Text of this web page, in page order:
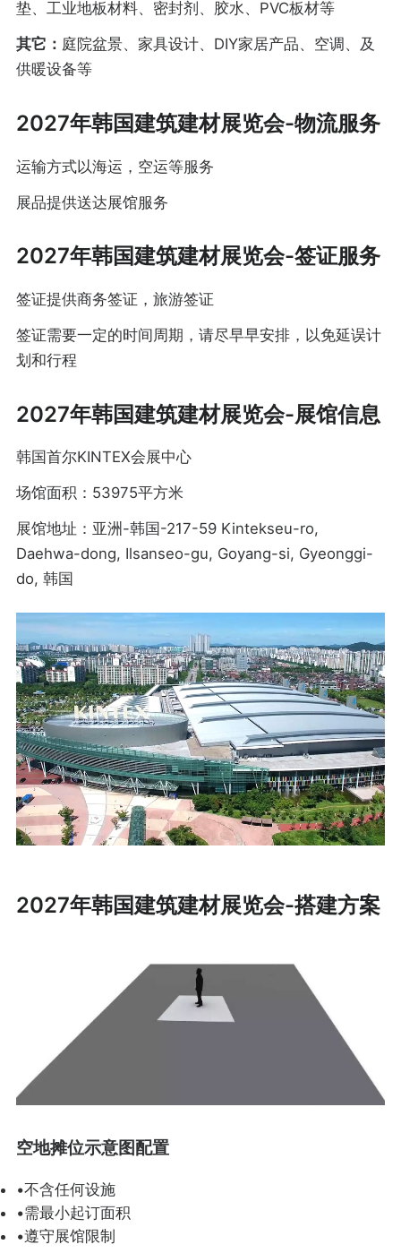
垫、工业地板材料、密封剂、胶水、PVC板材等
其它： 庭院盆景、家具设计、DIY家居产品、空调、及
供暖设备等
2027年韩国建筑建材展览会-物流服务
运输方式以海运，空运等服务
展品提供送达展馆服务
2027年韩国建筑建材展览会-签证服务
签证提供商务签证，旅游签证
签证需要一定的时间周期，请尽早早安排，以免延误计
划和行程
2027年韩国建筑建材展览会-展馆信息
韩国首尔KINTEX会展中心
场馆面积：53975平方米
展馆地址：亚洲-韩国-217-59 Kintekseu-ro,
Daehwa-dong, Ilsanseo-gu, Goyang-si, Gyeonggi-
do, 韩国
2027年韩国建筑建材展览会-搭建方案
空地摊位示意图配置
•不含任何设施
•需最小起订面积
•遵守展馆限制